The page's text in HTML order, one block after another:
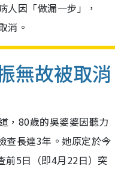
人因「做漏一步」，
消。
無故被取消
，80歲的吳婆婆因聽力
查長達3年。她原定於今
前5日（即4月22日）突